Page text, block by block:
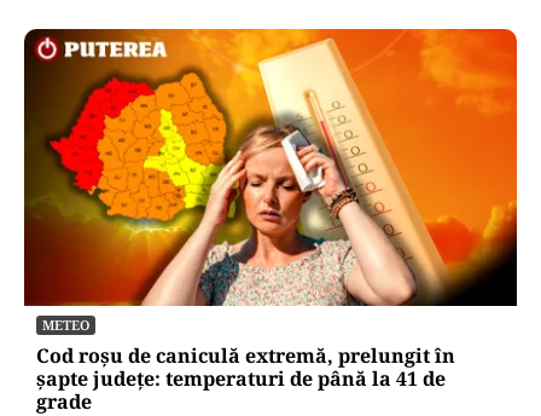
METEO
Cod roșu de caniculă extremă, prelungit în
șapte județe: temperaturi de până la 41 de
grade